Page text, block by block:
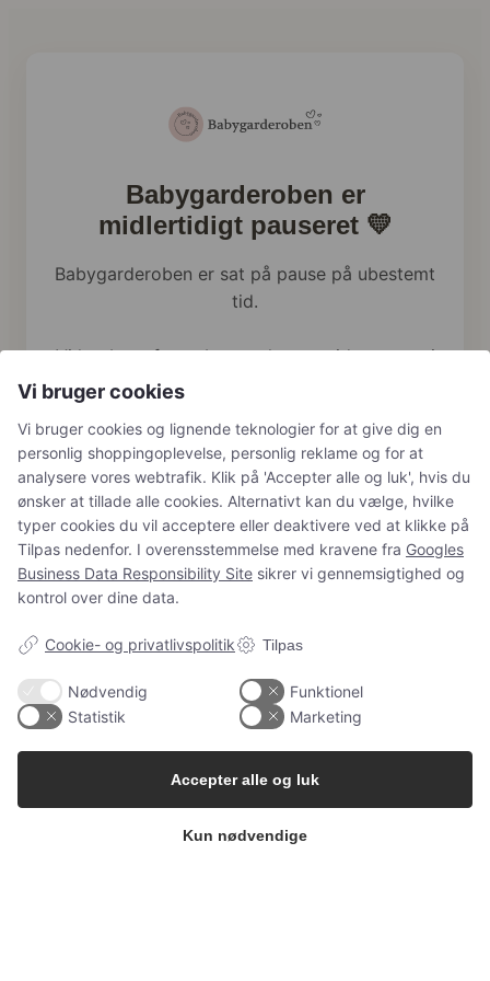
Babygarderoben er
midlertidigt pauseret 💛
Babygarderoben er sat på pause på ubestemt
tid.
Vi har brug for at bruge al vores tid og energi
på familien lige nu, og webshoppen holder
Har du tidligere bestilt hos os, håndterer vi
naturligvis stadig returneringer, reklamationer
og spørgsmål som normalt.
ms@babygarderoben.dk
Kærlige hilsner fra Mette fra Babygarderoben
Vi bruger cookies
Vi bruger cookies og lignende teknologier for at give dig en
personlig shoppingoplevelse, personlig reklame og for at
analysere vores webtrafik. Klik på 'Accepter alle og luk', hvis du
ønsker at tillade alle cookies. Alternativt kan du vælge, hvilke
typer cookies du vil acceptere eller deaktivere ved at klikke på
Tilpas nedenfor. I overensstemmelse med kravene fra Googles
Business Data Responsibility Site sikrer vi gennemsigtighed og
kontrol over dine data.
Cookie- og privatlivspolitik Tilpas
Nødvendig
Funktionel
Statistik
Marketing
Kun nødvendige
Accepter alle og luk